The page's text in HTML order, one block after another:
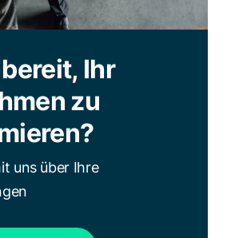
Ihr
zu
uns über Ihre